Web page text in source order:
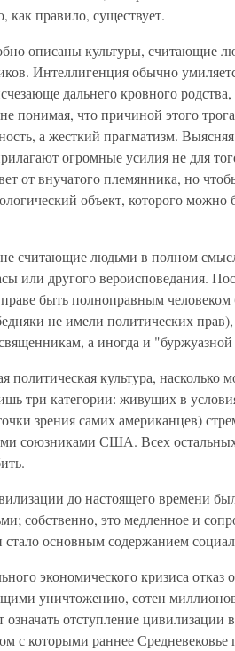
как правило, существует.
описаны культуры, считающие
Интеллигенция обычно
дальнего кровного
понимая, что причиной этого
а жесткий прагматизм.
огромные усилия не для
от внучатого племянника, но
объект, которого можно
считающие людьми в полном
или другого вероисповедания.
праве быть полноправным
не имели политических
а иногда и
политическая культура, насколько
три категории: живущих в
зрения самих американцев)
союзниками США. Всех
до настоящего времени
собственно, это медленное и
основным содержанием
экономического кризиса отказ
уничтожению, сотен
отступление
с которыми раннее Средневековье